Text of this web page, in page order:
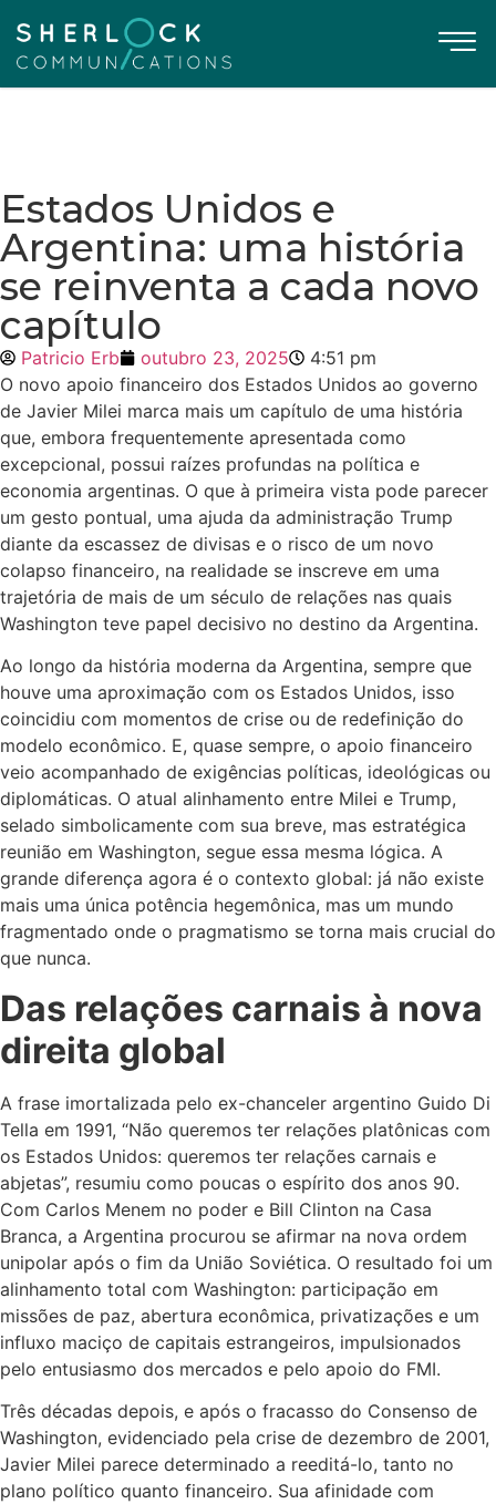
Estados Unidos e
Argentina: uma história
se reinventa a cada novo
capítulo
Patricio Erb outubro 23, 2025
4:51 pm
O novo apoio financeiro dos Estados Unidos ao governo
de Javier Milei marca mais um capítulo de uma história
que, embora frequentemente apresentada como
excepcional, possui raízes profundas na política e
economia argentinas. O que à primeira vista pode parecer
um gesto pontual, uma ajuda da administração Trump
diante da escassez de divisas e o risco de um novo
colapso financeiro, na realidade se inscreve em uma
trajetória de mais de um século de relações nas quais
Washington teve papel decisivo no destino da Argentina.
Ao longo da história moderna da Argentina, sempre que
houve uma aproximação com os Estados Unidos, isso
coincidiu com momentos de crise ou de redefinição do
modelo econômico. E, quase sempre, o apoio financeiro
veio acompanhado de exigências políticas, ideológicas ou
diplomáticas. O atual alinhamento entre Milei e Trump,
selado simbolicamente com sua breve, mas estratégica
reunião em Washington, segue essa mesma lógica. A
grande diferença agora é o contexto global: já não existe
mais uma única potência hegemônica, mas um mundo
fragmentado onde o pragmatismo se torna mais crucial do
que nunca.
Das relações carnais à nova
direita global
A frase imortalizada pelo ex-chanceler argentino Guido Di
Tella em 1991, “Não queremos ter relações platônicas com
os Estados Unidos: queremos ter relações carnais e
abjetas”, resumiu como poucas o espírito dos anos 90.
Com Carlos Menem no poder e Bill Clinton na Casa
Branca, a Argentina procurou se afirmar na nova ordem
unipolar após o fim da União Soviética. O resultado foi um
alinhamento total com Washington: participação em
missões de paz, abertura econômica, privatizações e um
influxo maciço de capitais estrangeiros, impulsionados
pelo entusiasmo dos mercados e pelo apoio do FMI.
Três décadas depois, e após o fracasso do Consenso de
Washington, evidenciado pela crise de dezembro de 2001,
Javier Milei parece determinado a reeditá-lo, tanto no
plano político quanto financeiro. Sua afinidade com